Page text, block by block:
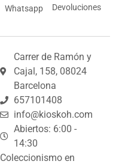
Whatsapp
Devoluciones
Carrer de Ramón y
Cajal, 158, 08024
Barcelona
657101408
info@kioskoh.com
Abiertos: 6:00 -
14:30
Coleccionismo en